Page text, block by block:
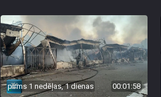
pirms 1 nedēļas, 1 dienas 00:01:58